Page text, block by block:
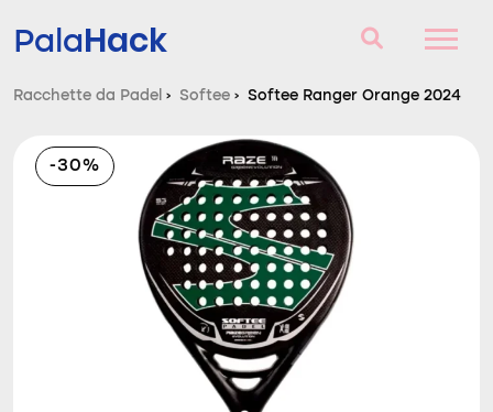
PalaHack
Racchette da Padel
Domande e risposte
Comparatore
Racchette da Padel › Softee › Softee Ranger Orange 2024
-30%